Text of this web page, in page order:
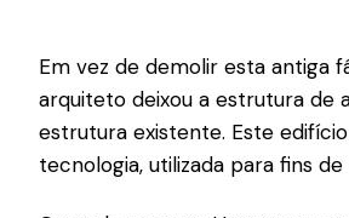
Em vez de demolir esta antiga
arquiteto deixou a estrutura de
estrutura existente. Este
tecnologia, utilizada para fins